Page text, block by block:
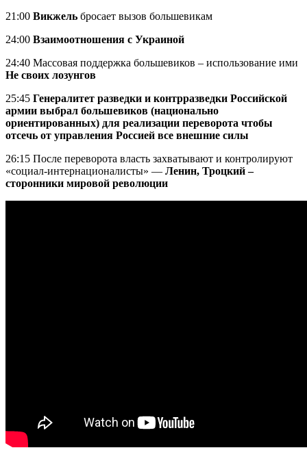
21:00 Викжель бросает вызов большевикам
24:00 Взаимоотношения с Украиной
24:40 Массовая поддержка большевиков – использование ими
Не своих лозунгов
25:45 Генералитет разведки и контрразведки Российской
армии выбрал большевиков (национально
ориентированных) для реализации переворота чтобы
отсечь от управления Россией все внешние силы
26:15 После переворота власть захватывают и контролируют
«социал-интернационалисты» — Ленин, Троцкий –
сторонники мировой революции